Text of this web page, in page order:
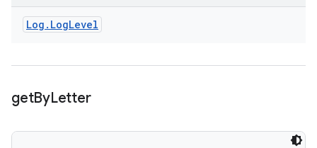
Log . LogLevel
getByLetter